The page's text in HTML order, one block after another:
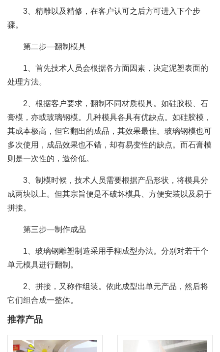
3、精雕以及精修，在客户认可之后方可进入下个步
骤。
第二步—翻制模具
1、首先技术人员会根据各方面因素，决定泥塑表面的
处理方法。
2、根据客户要求，翻制不同材质模具。如硅胶模、石
膏模，亦或玻璃钢模。几种模具各具有优缺点。如硅胶模，
其成本极高，但它翻出的成品，其效果最佳。玻璃钢模也可
多次使用，成品效果也不错，却有易变性的缺点。而石膏模
则是一次性的，造价低。
3、制模时候，技术人员需要根据产品形状，将模具分
成两块以上。但其宗旨便是不破坏模具、方便安装以及易于
拼接。
第三步—制作成品
1、玻璃钢雕塑制造采用手糊成型办法。分别对若干个
单元模具进行翻制。
2、拼接，又称作组装。依此成型出单元产品，然后将
它们组合成一整体。
推荐产品